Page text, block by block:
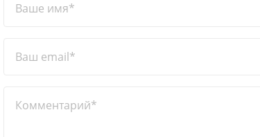
Ваше имя*
Ваш email*
Комментарий*